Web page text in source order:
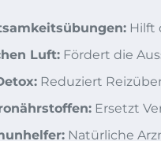
Hilft
Luft: Fördert die
Reduziert
Ersetzt
Natürliche